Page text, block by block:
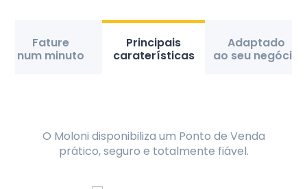
Fature
num minuto
Principais
caraterísticas
Adaptado
ao seu negócio
O Moloni disponibiliza um Ponto de Venda
prático, seguro e totalmente fiável.